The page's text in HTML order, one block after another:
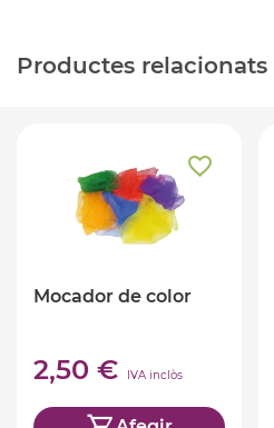
Productes relacionats
Mocador de color
2,50 € IVA inclòs